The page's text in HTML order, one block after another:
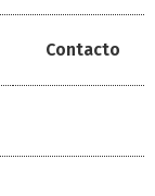
Contacto